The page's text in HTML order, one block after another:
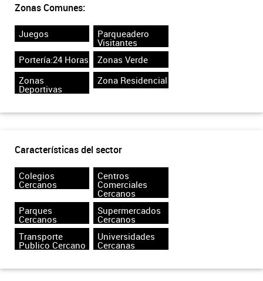
Zonas Comunes:
Juegos Parqueadero
Visitantes
Portería:24 Horas
Zonas Verde
Zonas
Deportivas
Zona Residencial
Características del sector
Colegios
Cercanos
Centros
Comerciales
Cercanos
Parques
Cercanos
Supermercados
Cercanos
Transporte
Publico Cercano
Universidades
Cercanas